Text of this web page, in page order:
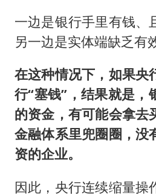
一边是银行手里有钱、
另一边是实体端缺乏有
在这种情况下，如果央
行“塞钱”，结果就是，
的资金，有可能会拿去
金融体系里兜圈圈，没
资的企业。
因此，央行连续缩量操